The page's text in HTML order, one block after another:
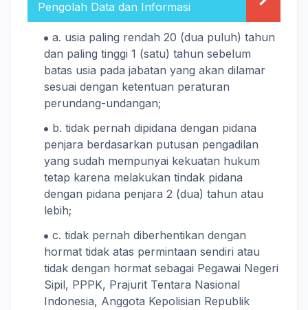
Pengolah Data dan Informasi
a. usia paling rendah 20 (dua puluh) tahun
dan paling tinggi 1 (satu) tahun sebelum
batas usia pada jabatan yang akan dilamar
sesuai dengan ketentuan peraturan
perundang-undangan;
b. tidak pernah dipidana dengan pidana
penjara berdasarkan putusan pengadilan
yang sudah mempunyai kekuatan hukum
tetap karena melakukan tindak pidana
dengan pidana penjara 2 (dua) tahun atau
lebih;
c. tidak pernah diberhentikan dengan
hormat tidak atas permintaan sendiri atau
tidak dengan hormat sebagai Pegawai Negeri
Sipil, PPPK, Prajurit Tentara Nasional
Indonesia, Anggota Kepolisian Republik